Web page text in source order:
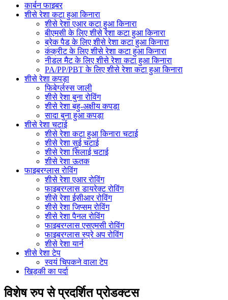
कार्बन फाइबर
शीसे रेशा कटा हुआ किनारा
शीसे रेशा एआर कटा हुआ किनारा
बीएमसी के लिए शीसे रेशा कटा हुआ किनारा
ब्रेक पैड के लिए शीसे रेशा कटा हुआ किनारा
कंक्रीट के लिए शीसे रेशा कटा हुआ किनारा
नीडल मैट के लिए शीसे रेशा कटा हुआ किनारा
PA/PP/PBT के लिए शीसे रेशा कटा हुआ किनारा
शीसे रेशा कपड़ा
फिबेर्ग्लस्स जाली
शीसे रेशा बुना रोविंग
शीसे रेशा बहु-अक्षीय कपड़ा
सादा बुना हुआ कपड़ा
शीसे रेशा चटाई
शीसे रेशा कटा हुआ किनारा चटाई
शीसे रेशा सुई चटाई
शीसे रेशा सिलाई चटाई
शीसे रेशा ऊतक
फाइबरग्लास रोविंग
शीसे रेशा एआर रोविंग
फाइबरग्लास डायरेक्ट रोविंग
शीसे रेशा ईसीआर रोविंग
शीसे रेशा जिप्सम रोविंग
शीसे रेशा पैनल रोविंग
फाइबरग्लास एसएमसी रोविंग
फाइबरग्लास स्प्रे अप रोविंग
शीसे रेशा यार्न
शीसे रेशा टेप
स्वयं चिपकने वाला टेप
खिड़की का पर्दा
विशेष रुप से प्रदर्शित प्रोडक्टस